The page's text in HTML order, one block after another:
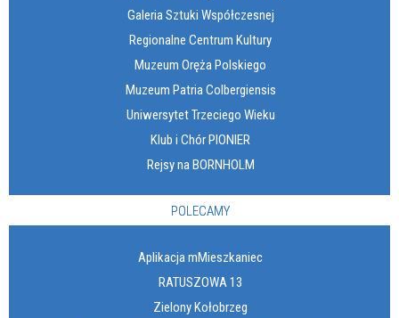
Galeria Sztuki Współczesnej
Regionalne Centrum Kultury
Muzeum Oręża Polskiego
Muzeum Patria Colbergiensis
Uniwersytet Trzeciego Wieku
Klub i Chór PIONIER
Rejsy na BORNHOLM
POLECAMY
Aplikacja mMieszkaniec
RATUSZOWA 13
Zielony Kołobrzeg